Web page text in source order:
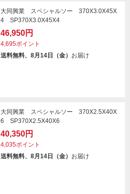
大同興業 スペシャルソー 370X3.0X45X
4 SP370X3.0X45X4
46,950円
4,695ポイント
送料無料、8月14日（金） お届け
大同興業 スペシャルソー 370X2.5X40X
6 SP370X2.5X40X6
40,350円
4,035ポイント
送料無料、8月14日（金） お届け